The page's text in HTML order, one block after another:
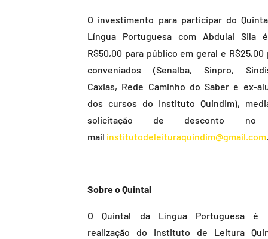
O investimento para participar do
Língua Portuguesa com Abdulai Sila
R$50,00 para público em geral e R$25,00
conveniados (Senalba, Sinpro,
Caxias, Rede Caminho do Saber e ex-
dos cursos do Instituto Quindim),
solicitação de desconto
mail institutodeleituraquindim@gmail.com
Sobre o Quintal
O Quintal da Língua Portuguesa é
realização do Instituto de Leitura